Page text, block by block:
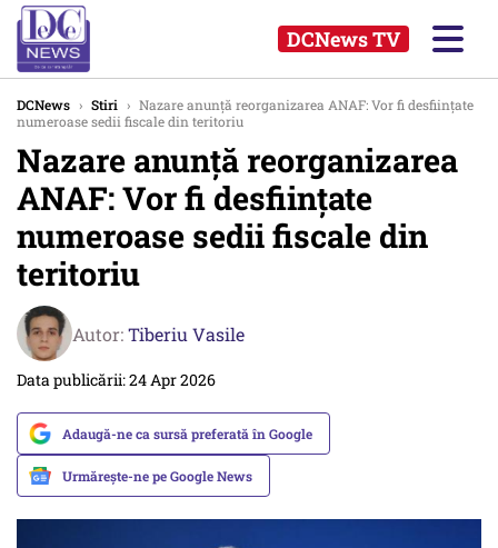
DCNews TV
DCNews › Stiri › Nazare anunță reorganizarea ANAF: Vor fi desființate
numeroase sedii fiscale din teritoriu
Nazare anunță reorganizarea
ANAF: Vor fi desființate
numeroase sedii fiscale din
teritoriu
Autor:Tiberiu Vasile
Data publicării: 24 Apr 2026
Adaugă-ne ca sursă preferată în Google
Urmărește-ne pe Google News